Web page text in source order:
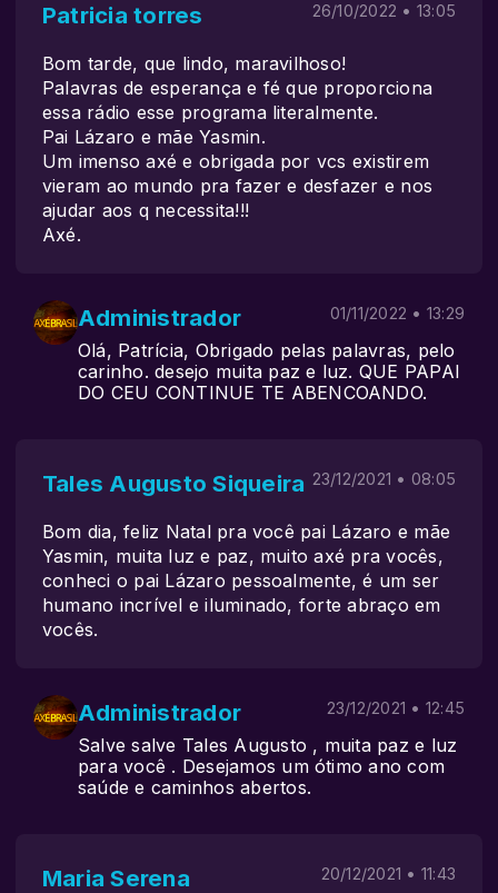
Patricia torres 26/10/2022 • 13:05
Bom tarde, que lindo, maravilhoso!
Palavras de esperança e fé que proporciona
essa rádio esse programa literalmente.
Pai Lázaro e mãe Yasmin.
Um imenso axé e obrigada por vcs existirem
vieram ao mundo pra fazer e desfazer e nos
ajudar aos q necessita!!!
Axé.
Administrador 01/11/2022 • 13:29
Olá, Patrícia, Obrigado pelas palavras, pelo
carinho. desejo muita paz e luz. QUE PAPAI
DO CEU CONTINUE TE ABENCOANDO.
Tales Augusto Siqueira 23/12/2021 • 08:05
Bom dia, feliz Natal pra você pai Lázaro e mãe
Yasmin, muita luz e paz, muito axé pra vocês,
conheci o pai Lázaro pessoalmente, é um ser
humano incrível e iluminado, forte abraço em
vocês.
Administrador 23/12/2021 • 12:45
Salve salve Tales Augusto , muita paz e luz
para você . Desejamos um ótimo ano com
saúde e caminhos abertos.
Maria Serena 20/12/2021 • 11:43